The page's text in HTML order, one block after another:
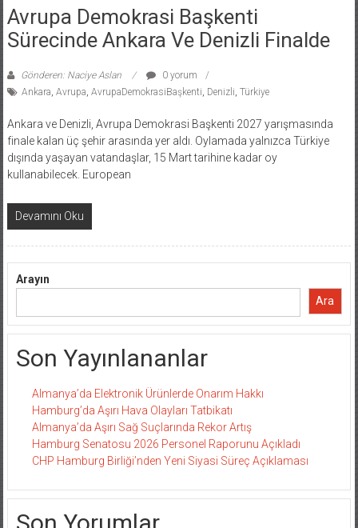
Avrupa Demokrasi Başkenti
Sürecinde Ankara Ve Denizli Finalde
Gönderen: Naciye Aslan
0 yorum
Ankara, Avrupa, AvrupaDemokrasiBaşkenti, Denizli, Türkiye
Ankara ve Denizli, Avrupa Demokrasi Başkenti 2027 yarışmasında
finale kalan üç şehir arasında yer aldı. Oylamada yalnızca Türkiye
dışında yaşayan vatandaşlar, 15 Mart tarihine kadar oy
kullanabilecek. European
Devamını Oku
Arayın
Ara
Son Yayınlananlar
Almanya’da Elektronik Ürünlerde Onarım Hakkı
Hamburg’da Aşırı Hava Olayları Tatbikatı
Almanya’da Aşırı Sağ Suçlarında Rekor Artış
Hamburg Senatosu 2026 Personel Raporunu Açıkladı
CHP Hamburg Birliği’nden Yeni Siyasi Süreç Açıklaması